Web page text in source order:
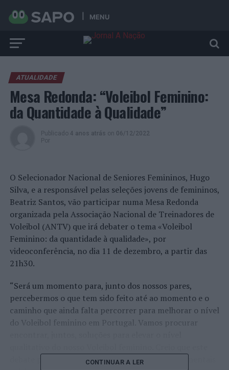
MENU
ATUALIDADE
Mesa Redonda: “Voleibol Feminino:
da Quantidade à Qualidade”
Publicado 4 anos atrás on 06/12/2022
Por
O Selecionador Nacional de Seniores Femininos, Hugo
Silva, e a responsável pelas seleções jovens de femininos,
Beatriz Santos, vão participar numa Mesa Redonda
organizada pela Associação Nacional de Treinadores de
Voleibol (ANTV) que irá debater o tema «Voleibol
Feminino: da quantidade à qualidade», por
videoconferência, no dia 11 de dezembro, a partir das
21h30.
“Será um momento para, junto dos nossos pares,
percebermos o que tem sido feito até ao momento e o
caminho que ainda falta percorrer para melhorar o nível
do Voleibol feminino em Portugal. Vamos procurar
debate poderá servir para tomar decisões fundamentais
CONTINUAR A LER